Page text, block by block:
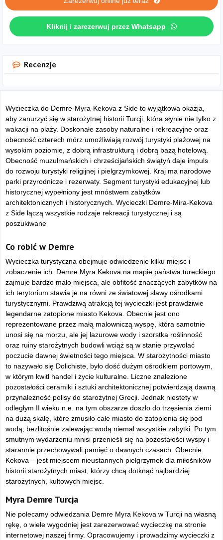
Kliknij i zarezerwuj przez Whatsapp
Recenzje
Wycieczka do Demre-Myra-Kekova z Side to wyjątkowa okazja,
aby zanurzyć się w starożytnej historii Turcji, która słynie nie tylko z
wakacji na plaży. Doskonałe zasoby naturalne i rekreacyjne oraz
obecność czterech mórz umożliwiają rozwój turystyki plażowej na
wysokim poziomie, z dobrą infrastrukturą i dobrą bazą hotelową.
Obecność muzułmańskich i chrześcijańskich świątyń daje impuls
do rozwoju turystyki religijnej i pielgrzymkowej. Kraj ma narodowe
parki przyrodnicze i rezerwaty. Segment turystyki edukacyjnej lub
historycznej wypełniony jest mnóstwem zabytków
architektonicznych i historycznych. Wycieczki Demre-Mira-Kekova
z Side łączą wszystkie rodzaje rekreacji turystycznej i są
poszukiwane
Co robić w Demre
Wycieczka turystyczna obejmuje odwiedzenie kilku miejsc i
zobaczenie ich. Demre Myra Kekova na mapie państwa tureckiego
zajmuje bardzo mało miejsca, ale obfitość znaczących zabytków na
ich terytorium stawia je na równi ze światowej sławy ośrodkami
turystycznymi. Prawdziwą atrakcją tej wycieczki jest prawdziwie
legendarne zatopione miasto Kekova. Obecnie jest ono
reprezentowane przez małą malowniczą wyspę, która samotnie
unosi się na morzu, ale jej lazurowe wody i szorstka roślinność
oraz ruiny starożytnych budowli wciąż są w stanie przywołać
poczucie dawnej świetności tego miejsca. W starożytności miasto
to nazywało się Dolichiste, było dość dużym ośrodkiem portowym,
w którym kwitł handel i życie kulturalne. Liczne znalezione
pozostałości ceramiki i sztuki architektonicznej potwierdzają dawną
przynależność polisy do starożytnej Grecji. Jednak niestety w
odległym II wieku n.e. na tym obszarze doszło do trzęsienia ziemi
na dużą skalę, które zmusiło całe miasto do zatopienia się pod
wodą, bezlitośnie zalewając wodą niemal wszystkie zabytki. Po tym
smutnym wydarzeniu mnisi przenieśli się na pozostałości wyspy i
starannie przechowywali pamięć o dawnych czasach. Obecnie
Kekova – jest miejscem nieustannych pielgrzymek dla miłośników
historii starożytnych miast, którzy chcą dotknąć najbardziej
starożytnych, kultowych miejsc.
Myra Demre Turcja
Nie polecamy odwiedzania Demre Myra Kekova w Turcji na własną
rękę, o wiele wygodniej jest zarezerwować wycieczkę na stronie
internetowej naszej firmy. Opracowujemy i prowadzimy wycieczki z